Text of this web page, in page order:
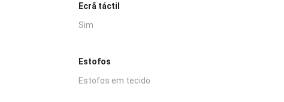
Ecrã táctil
Sim
Estofos
Estofos em tecido